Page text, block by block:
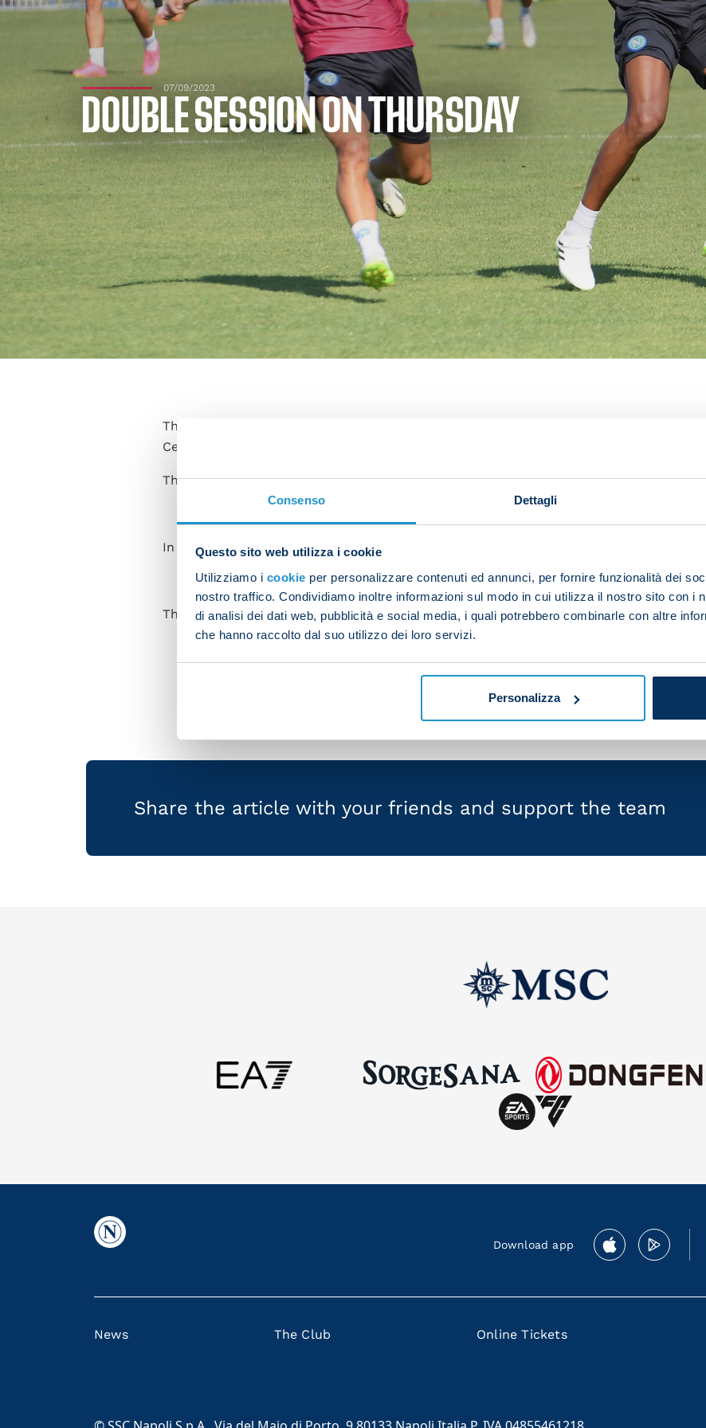
Consenso Dettagli
Questo sito web utilizza i cookie
Utilizziamo i cookie per personalizzare contenuti ed annunci, per fornire funzionalità dei
nostro traffico. Condividiamo inoltre informazioni sul modo in cui utilizza il nostro sito con i
di analisi dei dati web, pubblicità e social media, i quali potrebbero combinarle con altre
che hanno raccolto dal suo utilizzo dei loro servizi.
Personalizza
07/09/2023
DOUBLE SESSION ON THURSDAY
The Napoli players not away with their national teams had a double session at the
Centre on Thursday.
The Azzurri's next Serie A fixture is away to Genoa on aturday 16 September (20:45
In the morning the squad trained with the U19s, playing a series of matches on a
The afternoon workout was dedicated to strength work in the gym.
Share the article with your friends and support the team
Download app
News The Club Online Tickets